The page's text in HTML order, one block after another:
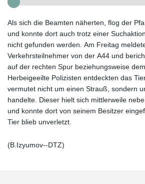
Als sich die Beamten näherten, flog der
und konnte dort auch trotz einer
nicht gefunden werden. Am Freitag
Verkehrsteilnehmer von der A44 und
auf der rechten Spur beziehungsweise
Herbeigeeilte Polizisten entdeckten das
vermutet nicht um einen Strauß, sondern
handelte. Dieser hielt sich mittlerweile
und konnte dort von seinem Besitzer
Tier blieb unverletzt.
(B.Izyumov--DTZ)